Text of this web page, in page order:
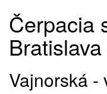
Čerpacia
Vajnorská -